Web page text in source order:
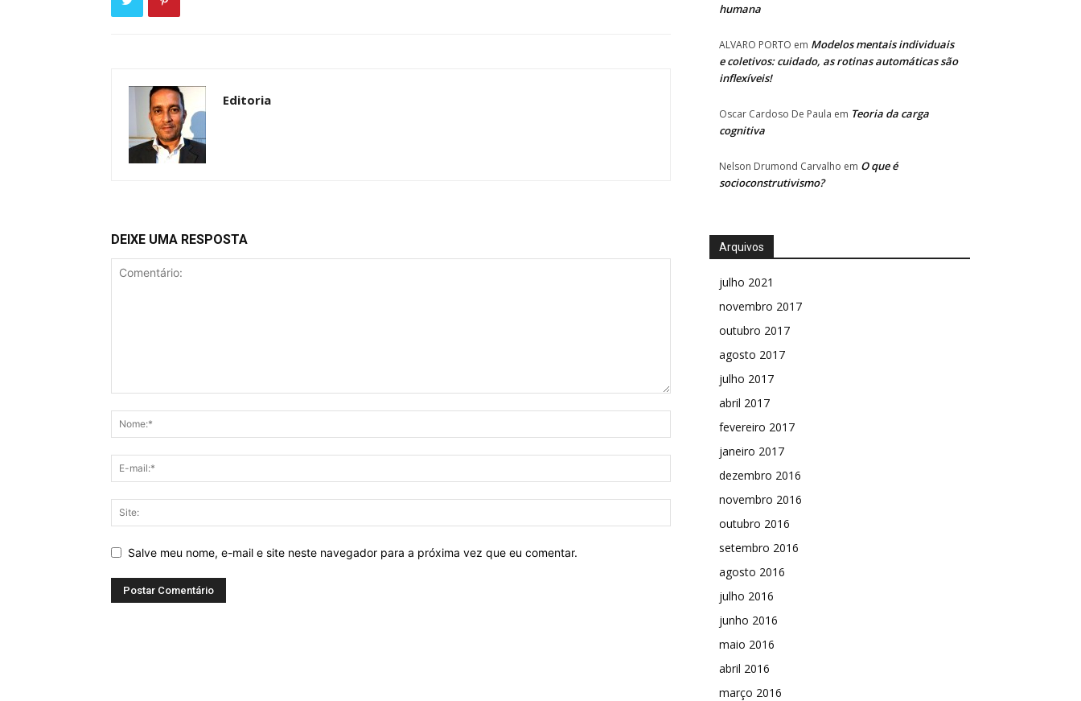
Editoria
DEIXE UMA RESPOSTA
Salve meu nome, e-mail e site neste navegador para a próxima vez que eu comentar.
humana
ALVARO PORTO em Modelos mentais individuais
e coletivos: cuidado, as rotinas automáticas são
inflexíveis!
Oscar Cardoso De Paula em Teoria da carga
cognitiva
Nelson Drumond Carvalho em O que é
socioconstrutivismo?
Arquivos
julho 2021
novembro 2017
outubro 2017
agosto 2017
julho 2017
abril 2017
fevereiro 2017
janeiro 2017
dezembro 2016
novembro 2016
outubro 2016
setembro 2016
agosto 2016
julho 2016
junho 2016
maio 2016
abril 2016
março 2016